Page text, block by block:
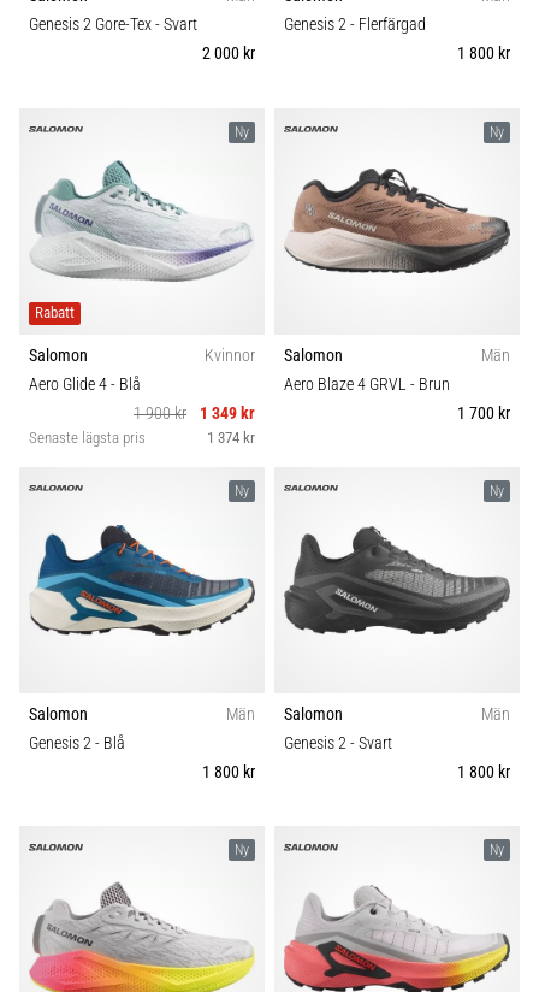
plantar
det…
5. 8. 2026
9 min. läsning
Kolhydratladdning:
Hur
påverkar
det
löpprestandan?
Det
att
förbättrar
uthållighetsprestationen.
Är
det
reda
på
artiklar
Komfort och dämpning
Genesis 2 Gore-Tex- Svart
2 000 kr
Genesis 2- Flerfärgad
1 800 kr
Ny
Rabatt
Salomon
Kvinnor
Aero Glide 4- Blå
1 900 kr
1 349 kr
Senaste lägsta pris 1 374 kr
Ny
Salomon
Män
Aero Blaze 4 GRVL - Brun
1 700 kr
Ny
Salomon
Män
Genesis 2- Blå
1 800 kr
Ny
Salomon
Män
Genesis 2- Svart
1 800 kr
Ny Ny